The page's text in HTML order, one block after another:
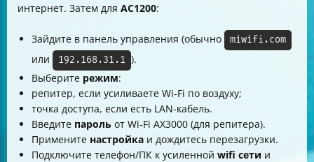
интернет. Затем для AC1200:
Зайдите в панель управления (обычно miwifi.com
или 192.168.31.1 ).
Выберите режим:
репитер, если усиливаете Wi‑Fi по воздуху;
точка доступа, если есть LAN-кабель.
Введите пароль от Wi‑Fi AX3000 (для репитера).
Примените настройка и дождитесь перезагрузки.
Подключите телефон/ПК к усиленной wifi сети и